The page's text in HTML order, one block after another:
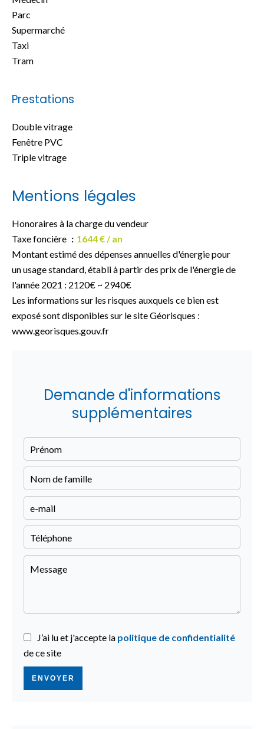
Parc
Supermarché
Taxi
Tram
Prestations
Double vitrage
Fenêtre PVC
Triple vitrage
Mentions légales
Honoraires à la charge du vendeur
Taxe foncière
1644 € / an
Montant estimé des dépenses annuelles d'énergie pour
un usage standard, établi à partir des prix de l'énergie de
l'année 2021 : 2120€ ~ 2940€
Les informations sur les risques auxquels ce bien est
exposé sont disponibles sur le site Géorisques :
www.georisques.gouv.fr
Demande d'informations
supplémentaires
J’ai lu et j'accepte la politique de confidentialité
de ce site
ENVOYER